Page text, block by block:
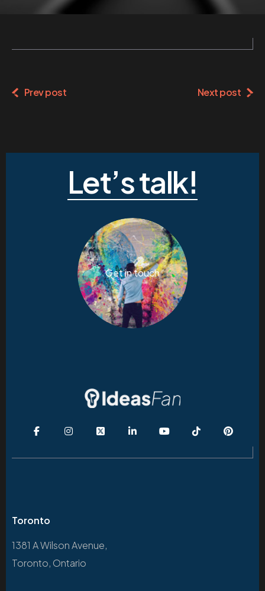
Prev post Next post
Let’s talk!
Get in touch
Toronto
1381 A Wilson Avenue,
Toronto, Ontario